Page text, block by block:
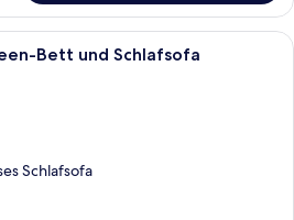
Ein Hotelzimmer mit Bett, Sofa,
Bett und Schlafsofa
Schlafsofa